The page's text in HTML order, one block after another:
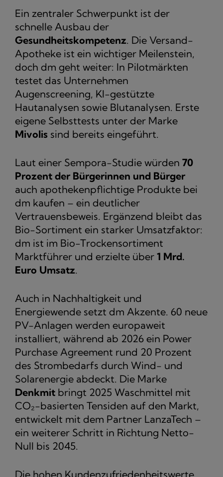
Ein zentraler Schwerpunkt ist der
schnelle Ausbau der
Gesundheitskompetenz. Die Versand-
Apotheke ist ein wichtiger Meilenstein,
doch dm geht weiter: In Pilotmärkten
testet das Unternehmen
Augenscreening, KI-gestützte
Hautanalysen sowie Blutanalysen. Erste
eigene Selbsttests unter der Marke
Mivolis sind bereits eingeführt.
Laut einer Sempora-Studie würden 70
Prozent der Bürgerinnen und Bürger
auch apothekenpflichtige Produkte bei
dm kaufen – ein deutlicher
Vertrauensbeweis. Ergänzend bleibt das
Bio-Sortiment ein starker Umsatzfaktor:
dm ist im Bio-Trockensortiment
Marktführer und erzielte über 1 Mrd.
Euro Umsatz.
Auch in Nachhaltigkeit und
Energiewende setzt dm Akzente. 60 neue
PV-Anlagen werden europaweit
installiert, während ab 2026 ein Power
Purchase Agreement rund 20 Prozent
des Strombedarfs durch Wind- und
Solarenergie abdeckt. Die Marke
Denkmit bringt 2025 Waschmittel mit
CO₂-basierten Tensiden auf den Markt,
entwickelt mit dem Partner LanzaTech –
ein weiterer Schritt in Richtung Netto-
Null bis 2045.
Die hohen Kundenzufriedenheitswerte